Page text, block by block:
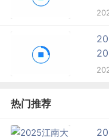
热门推荐